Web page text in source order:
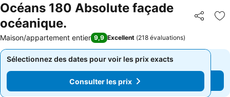
Océans 180 Absolute façade
océanique.
Partager
Maison/appartement entier 9,9 Excellent (218 évaluations)
Sélectionnez des dates pour voir les prix exacts
Consulter les prix
Sélectionnez des dates pour voir les prix exacts
Consulter les prix